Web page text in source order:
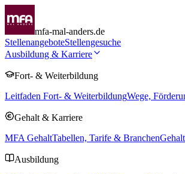
mfa-mal-anders.de
StellenangeboteStellengesuche
Ausbildung & Karriere
Fort- & Weiterbildung
Leitfaden Fort- & WeiterbildungWege,
Gehalt & Karriere
MFA GehaltTabellen, Tarife & Branchen
Ausbildung